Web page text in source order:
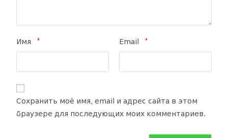
Имя * Email *
Сохранить моё имя, email и адрес сайта в этом
браузере для последующих моих комментариев.